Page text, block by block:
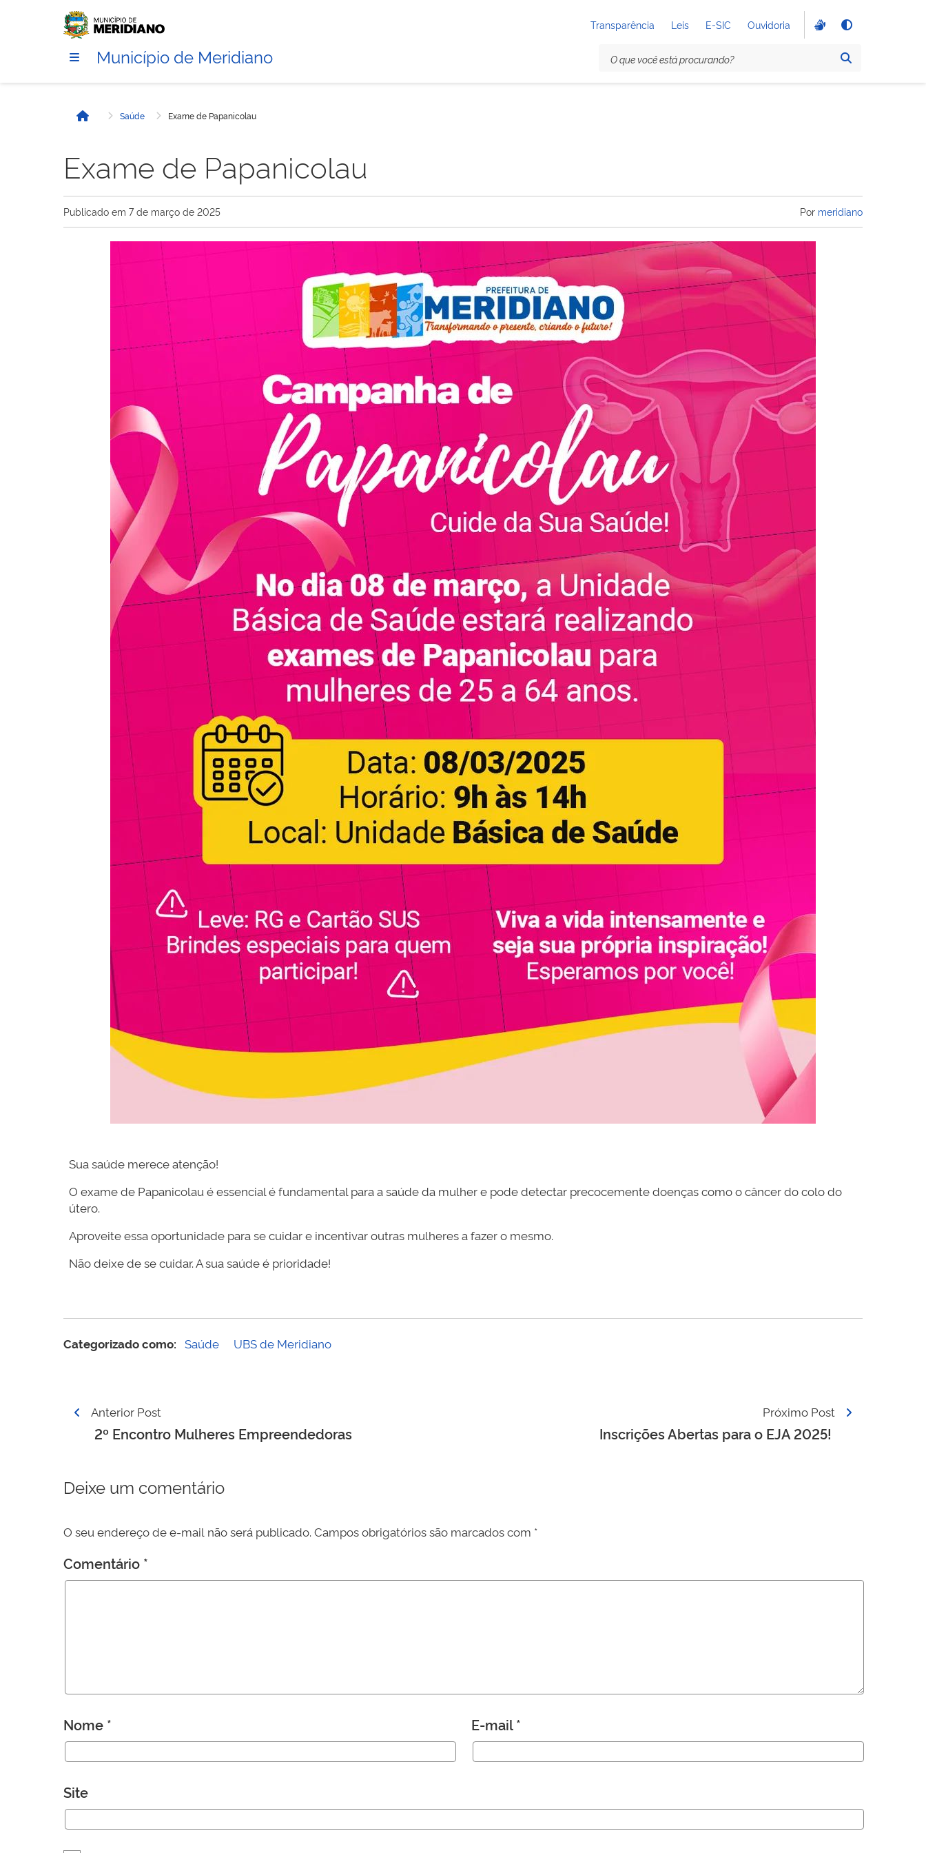
Transparência Leis E-SIC Ouvidoria
Município de Meridiano
Início Saúde Exame de Papanicolau
Exame de Papanicolau
Publicado em 7 de março de 2025 Por meridiano
Sua saúde merece atenção!
O exame de Papanicolau é essencial é fundamental para a saúde da mulher e pode detectar precocemente doenças como o câncer do colo do
útero.
Aproveite essa oportunidade para se cuidar e incentivar outras mulheres a fazer o mesmo.
Não deixe de se cuidar. A sua saúde é prioridade!
Categorizado como: Saúde UBS de Meridiano
Navegação
Anterior Post
2º Encontro Mulheres Empreendedoras
Próximo Post
Inscrições Abertas para o EJA 2025!
Deixe um comentário
O seu endereço de e-mail não será publicado. Campos obrigatórios são marcados com *
Comentário *
Nome * E-mail*
Site